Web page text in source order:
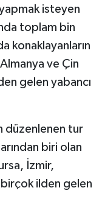
isteyen
toplam bin
konaklayanların
ve Çin
gelen yabancı
düzenlenen tur
biri olan
İzmir,
ilden gelen